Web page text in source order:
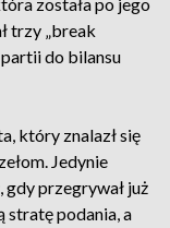
trzy „break
do bilansu
który znalazł się
Jedynie
gdy przegrywał już
stratę podania, a